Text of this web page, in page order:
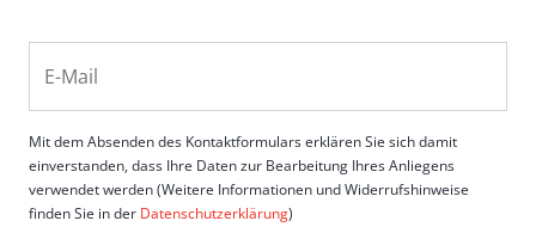
a
i
l
Mit dem Absenden des Kontaktformulars erklären Sie sich damit
einverstanden, dass Ihre Daten zur Bearbeitung Ihres Anliegens
verwendet werden (Weitere Informationen und Widerrufshinweise
finden Sie in der Datenschutzerklärung)